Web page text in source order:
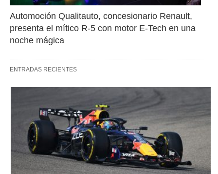
Automoción Qualitauto, concesionario Renault,
presenta el mítico R-5 con motor E-Tech en una
noche mágica
ENTRADAS RECIENTES